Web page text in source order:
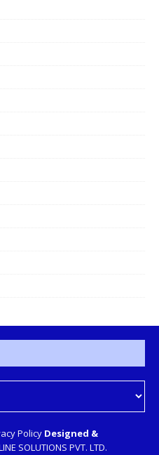
Policy Designed &
SOLUTIONS PVT. LTD.